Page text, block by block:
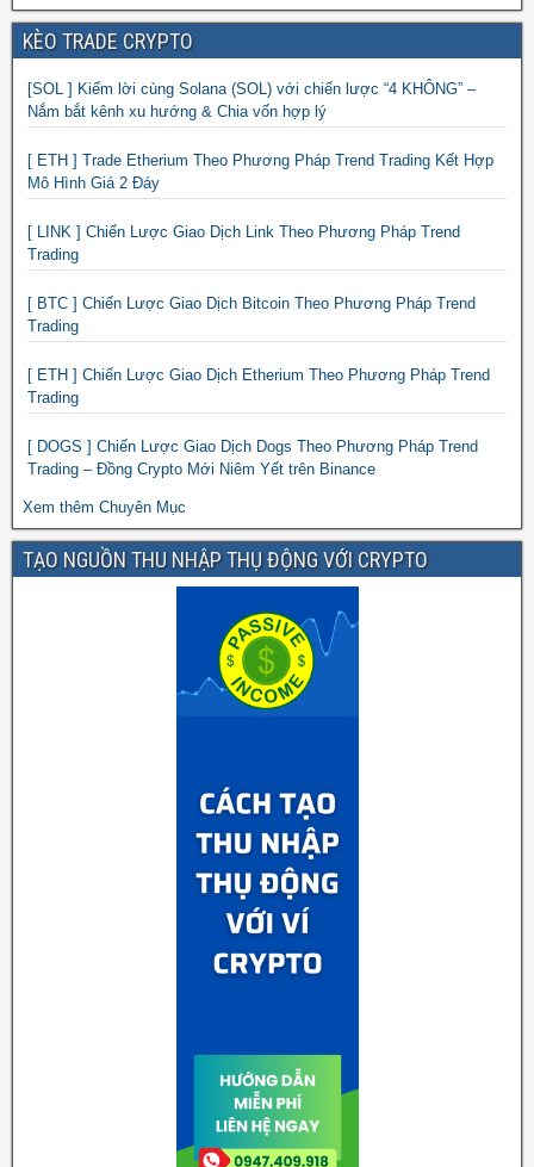
KÈO TRADE CRYPTO
[SOL ] Kiếm lời cùng Solana (SOL) với chiến lược “4 KHÔNG” –
Nắm bắt kênh xu hướng & Chia vốn hợp lý
[ ETH ] Trade Etherium Theo Phương Pháp Trend Trading Kết Hợp
Mô Hình Giá 2 Đáy
[ LINK ] Chiến Lược Giao Dịch Link Theo Phương Pháp Trend
Trading
[ BTC ] Chiến Lược Giao Dịch Bitcoin Theo Phương Pháp Trend
Trading
[ ETH ] Chiến Lược Giao Dịch Etherium Theo Phương Pháp Trend
Trading
[ DOGS ] Chiến Lược Giao Dịch Dogs Theo Phương Pháp Trend
Trading – Đồng Crypto Mới Niêm Yết trên Binance
Xem thêm Chuyên Mục
TẠO NGUỒN THU NHẬP THỤ ĐỘNG VỚI CRYPTO